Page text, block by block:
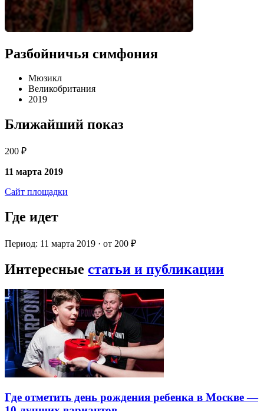
Разбойничья симфония
Мюзикл
Великобритания
2019
Ближайший показ
200 ₽
11 марта 2019
Сайт площадки
Где идет
Период: 11 марта 2019 · от 200 ₽
Интересные статьи и публикации
Где отметить день рождения ребенка в Москве —